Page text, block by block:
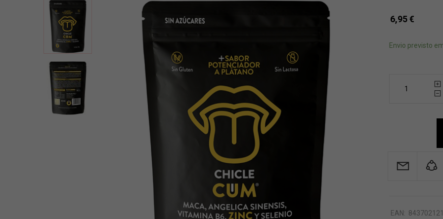
6,95€
Envio previsto
EAN: